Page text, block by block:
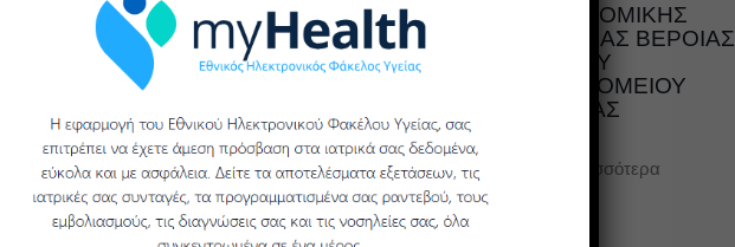
Περισσότερα
ΥΓΕΙΟΝΟΜΙΚΗΣ
ΜΟΝΑΔΑΣ ΒΕΡΟΙΑΣ
ΓΕΝΙΚΟΥ
ΝΟΣΟΚΟΜΕΙΟΥ
ΗΜΑΘΙΑΣ
Περισσότερα